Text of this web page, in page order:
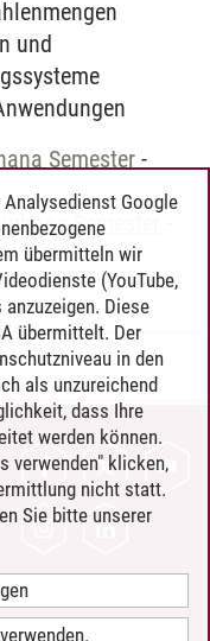
und
Semester -
Semester
Google
übermitteln wir
(YouTube,
Diese
übermittelt. Der
in den
als unzureichend
dass Ihre
werden können.
verwenden" klicken,
nicht statt.
Sie bitte unserer